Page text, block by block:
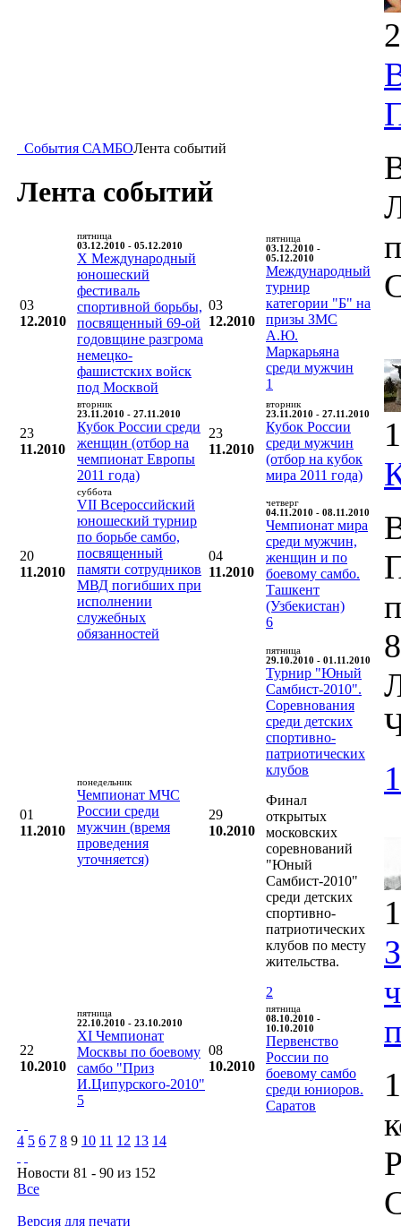
События САМБОЛента событий
Лента событий
03
12.2010
пятница
03.12.2010 - 05.12.2010
X Международный
юношеский
фестиваль
спортивной борьбы,
посвященный 69-ой
годовщине разгрома
немецко-
фашистских войск
под Москвой
03
12.2010
пятница
03.12.2010 -
05.12.2010
Международный
турнир
категории "Б" на
призы ЗМС
А.Ю.
Маркарьяна
среди мужчин
1
23
11.2010
вторник
23.11.2010 - 27.11.2010
Кубок России среди
женщин (отбор на
чемпионат Европы
2011 года)
23
11.2010
вторник
23.11.2010 - 27.11.2010
Кубок России
среди мужчин
(отбор на кубок
мира 2011 года)
20
11.2010
суббота
VII Всероссийский
юношеский турнир
по борьбе самбо,
посвященный
памяти сотрудников
МВД погибших при
исполнении
служебных
обязанностей
04
11.2010
четверг
04.11.2010 - 08.11.2010
Чемпионат мира
среди мужчин,
женщин и по
боевому самбо.
Ташкент
(Узбекистан)
6
01
11.2010
понедельник
Чемпионат МЧС
России среди
мужчин (время
проведения
уточняется)
29
10.2010
пятница
29.10.2010 - 01.11.2010
Турнир "Юный
Самбист-2010".
Соревнования
среди детских
спортивно-
патриотических
клубов
Финал
открытых
московских
соревнований
"Юный
Самбист-2010"
среди детских
спортивно-
патриотических
клубов по месту
жительства.
2
22
10.2010
пятница
22.10.2010 - 23.10.2010
XI Чемпионат
Москвы по боевому
самбо "Приз
И.Ципурского-2010"
5
08
10.2010
пятница
08.10.2010 -
10.10.2010
Первенство
России по
боевому самбо
среди юниоров.
Саратов
4 5 6 7 8 9 10 11 12 13 14
Новости 81 - 90 из 152
Все
Версия для печати
1